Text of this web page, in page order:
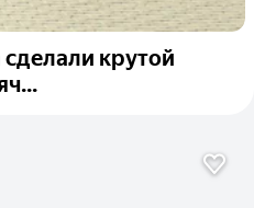
сделали крутой